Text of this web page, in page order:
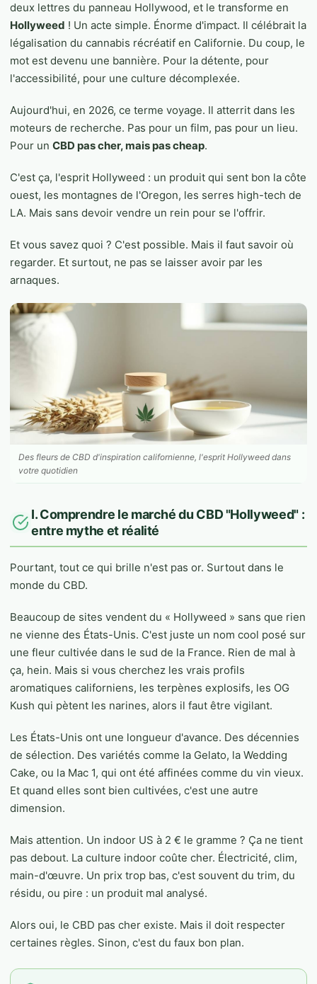
deux lettres du panneau Hollywood, et le transforme en
Hollyweed ! Un acte simple. Énorme d'impact. Il célébrait la
légalisation du cannabis récréatif en Californie. Du coup, le
mot est devenu une bannière. Pour la détente, pour
l'accessibilité, pour une culture décomplexée.
Aujourd'hui, en 2026, ce terme voyage. Il atterrit dans les
moteurs de recherche. Pas pour un film, pas pour un lieu.
Pour un CBD pas cher, mais pas cheap.
C'est ça, l'esprit Hollyweed : un produit qui sent bon la côte
ouest, les montagnes de l'Oregon, les serres high-tech de
LA. Mais sans devoir vendre un rein pour se l'offrir.
Et vous savez quoi ? C'est possible. Mais il faut savoir où
regarder. Et surtout, ne pas se laisser avoir par les
arnaques.
Des fleurs de CBD d'inspiration californienne, l'esprit Hollyweed dans
votre quotidien
I. Comprendre le marché du CBD "Hollyweed" :
entre mythe et réalité
Pourtant, tout ce qui brille n'est pas or. Surtout dans le
monde du CBD.
Beaucoup de sites vendent du « Hollyweed » sans que rien
ne vienne des États-Unis. C'est juste un nom cool posé sur
une fleur cultivée dans le sud de la France. Rien de mal à
ça, hein. Mais si vous cherchez les vrais profils
aromatiques californiens, les terpènes explosifs, les OG
Kush qui pètent les narines, alors il faut être vigilant.
Les États-Unis ont une longueur d'avance. Des décennies
de sélection. Des variétés comme la Gelato, la Wedding
Cake, ou la Mac 1, qui ont été affinées comme du vin vieux.
Et quand elles sont bien cultivées, c'est une autre
dimension.
Mais attention. Un indoor US à 2 € le gramme ? Ça ne tient
pas debout. La culture indoor coûte cher. Électricité, clim,
main-d'œuvre. Un prix trop bas, c'est souvent du trim, du
résidu, ou pire : un produit mal analysé.
Alors oui, le CBD pas cher existe. Mais il doit respecter
certaines règles. Sinon, c'est du faux bon plan.